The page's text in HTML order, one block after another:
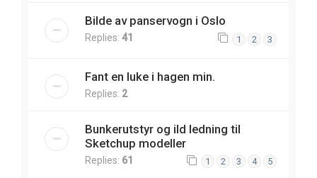
Bilde av panservogn i Oslo
Replies: 41 1 2 3
Fant en luke i hagen min.
Replies: 2
Bunkerutstyr og ild ledning til
Sketchup modeller
Replies: 61 1 2 3 4 5